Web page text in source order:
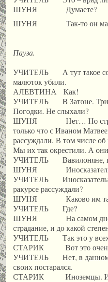
ШУНЯ Думаете?
ШУНЯ Так-то он
Пауза.
УЧИТЕЛЬ А тут такое
малюток убили.
АЛЕВТИНА Как!
УЧИТЕЛЬ В Затоне.
Погодки. Не слыхали?
ШУНЯ Нет… Но
только что с Иваном
рассуждали. В том числе
Мы их так окрестили. А они
УЧИТЕЛЬ Вавилоняне,
ШУНЯ
УЧИТЕЛЬ
ракурсе рассуждали?
ШУНЯ Каково им
УЧИТЕЛЬ Где?
ШУНЯ На самом дне…
страдание, и до какой
УЧИТЕЛЬ Так это у всех
СТАРИК Вот это очень
УЧИТЕЛЬ Нет, в данном
своих постарался.
СТАРИК Иноземцы. Их